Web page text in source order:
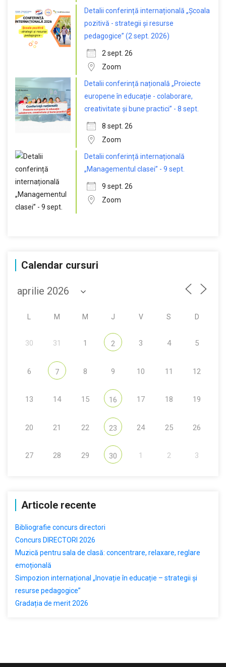
Detalii conferință internațională „Școala
pozitivă - strategii și resurse
pedagogice” (2 sept. 2026)
2 sept. 26
Zoom
Detalii conferință națională „Proiecte
europene în educație - colaborare,
creativitate și bune practici” - 8 sept.
8 sept. 26
Zoom
Detalii conferință internațională
„Managementul clasei” - 9 sept.
9 sept. 26
Zoom
Calendar cursuri
M M J V S D
30 31 1 2 3 4 5
6 7 8 9 10 11 12
13 14 15 16 17 18 19
20 21 22 23 24 25 26
27 28 29 30 1 2 3
Articole recente
Bibliografie concurs directori
Concurs DIRECTORI 2026
Muzică pentru sala de clasă: concentrare, relaxare, reglare
emoțională
Simpozion internațional „Inovație în educație – strategii și
resurse pedagogice”
Gradația de merit 2026